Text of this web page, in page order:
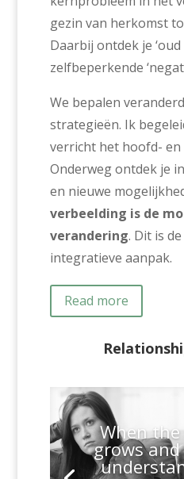
gezin van herkomst
Daarbij ontdek je ‘oud
zelfbeperkende
We bepalen
strategieën. Ik
verricht het hoofd-
Onderweg ontdek je
en nieuwe
verbeelding is de
verandering. Dit is
integratieve aanpak.
Read more
When
grows and